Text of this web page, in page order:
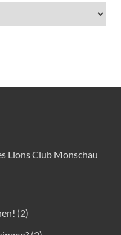
Lions Club Monschau
(2)